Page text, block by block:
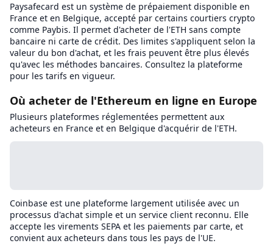
Paysafecard est un système de prépaiement disponible en
France et en Belgique, accepté par certains courtiers crypto
comme Paybis. Il permet d'acheter de l'ETH sans compte
bancaire ni carte de crédit. Des limites s'appliquent selon la
valeur du bon d'achat, et les frais peuvent être plus élevés
qu'avec les méthodes bancaires. Consultez la plateforme
pour les tarifs en vigueur.
Où acheter de l'Ethereum en ligne en Europe
Plusieurs plateformes réglementées permettent aux
acheteurs en France et en Belgique d'acquérir de l'ETH.
Coinbase est une plateforme largement utilisée avec un
processus d'achat simple et un service client reconnu. Elle
accepte les virements SEPA et les paiements par carte, et
convient aux acheteurs dans tous les pays de l'UE.